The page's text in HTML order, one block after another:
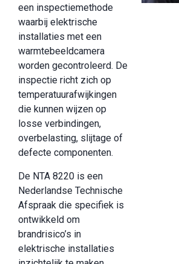
een inspectiemethode
waarbij elektrische
installaties met een
warmtebeeldcamera
worden gecontroleerd. De
inspectie richt zich op
temperatuurafwijkingen
die kunnen wijzen op
losse verbindingen,
overbelasting, slijtage of
defecte componenten.
De NTA 8220 is een
Nederlandse Technische
Afspraak die specifiek is
ontwikkeld om
brandrisico’s in
elektrische installaties